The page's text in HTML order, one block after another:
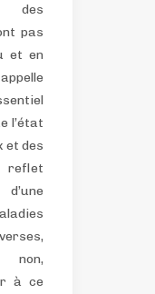
des
pas
et en
l’état
et des
reflet
non,
à ce